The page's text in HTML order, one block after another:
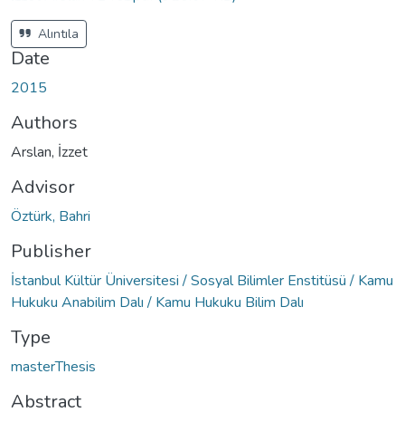
Alıntıla
Date
2015
Authors
Arslan, İzzet
Advisor
Öztürk, Bahri
Publisher
İstanbul Kültür Üniversitesi / Sosyal Bilimler Enstitüsü / Kamu
Hukuku Anabilim Dalı / Kamu Hukuku Bilim Dalı
Type
masterThesis
Abstract